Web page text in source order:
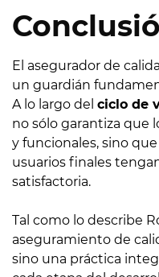
El asegurador de
un guardián
A lo largo del ciclo de
no sólo garantiza que
y funcionales, sino
usuarios finales
satisfactoria.
Tal como lo describe
aseguramiento de
sino una práctica